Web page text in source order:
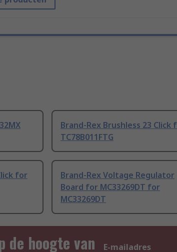
Brand-Rex Brushless 23 Click
TC78B011FTG
for
Brand-Rex Voltage Regulator
Board for MC33269DT for
MC33269DT
de hoogte van
E-mailadres